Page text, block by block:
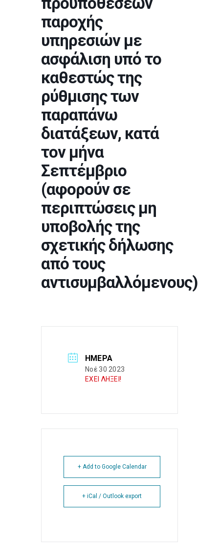
παροχής
υπηρεσιών με
ασφάλιση υπό το
καθεστώς της
ρύθμισης των
παραπάνω
διατάξεων, κατά
τον μήνα
Σεπτέμβριο
(αφορούν σε
περιπτώσεις μη
υποβολής της
σχετικής δήλωσης
από τους
αντισυμβαλλόμενους)
ΗΜΈΡΑ
Νοέ 30 2023
ΕΧΕΙ ΛΗΞΕΙ!
+ Add to Google Calendar
+ iCal / Outlook export